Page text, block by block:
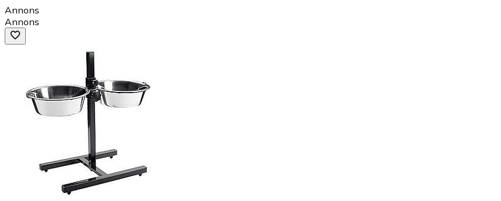
Annons
Annons